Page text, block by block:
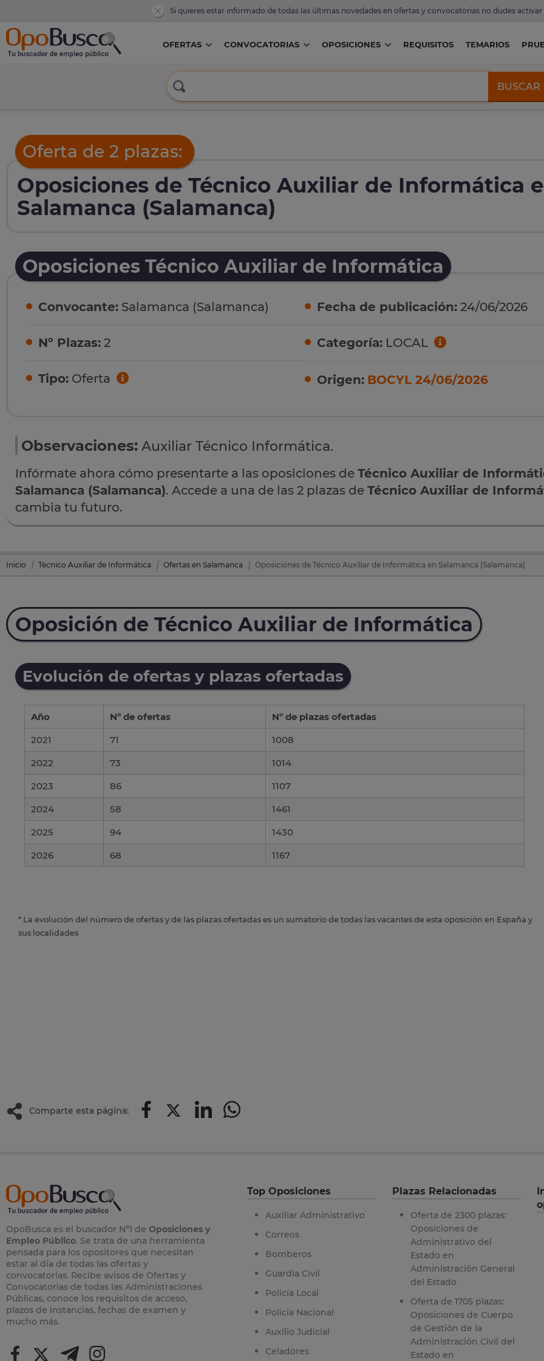
Si quieres estar informado de todas las últimas novedades en ofertas y convocatorias no dudes activar
OFERTAS CONVOCATORIAS OPOSICIONES REQUISITOS TEMARIOS
BUSCAR
Oferta de 2 plazas:
Oposiciones de Técnico Auxiliar de Informática
Salamanca (Salamanca)
Oposiciones Técnico Auxiliar de Informática
Convocante: Salamanca (Salamanca)
Nº Plazas: 2
Tipo: Oferta
Fecha de publicación: 24/06/2026
Categoría: LOCAL
Origen: BOCYL 24/06/2026
Observaciones: Auxiliar Técnico Informática.
Infórmate ahora cómo presentarte a las oposiciones de Técnico Auxiliar de
Salamanca (Salamanca). Accede a una de las 2 plazas de Técnico Auxiliar de
cambia tu futuro.
Inicio Técnico Auxiliar de Informática Ofertas en Salamanca Oposiciones de Técnico Auxiliar de Informática en Salamanca (Salamanca)
Oposición de Técnico Auxiliar de Informática
Evolución de ofertas y plazas ofertadas
Año Nº de ofertas
Nº de plazas ofertadas
2021
71
1008
2022
73
1014
2023
86
1107
2024
58
1461
2025
94
1430
2026
68 1167
* La evolución del número de ofertas y de las plazas ofertadas es un sumatorio de todas las vacantes de esta oposición en España y
sus localidades
Comparte esta página:
OpoBusca es el buscador Nº1 de Oposiciones y
Empleo Público. Se trata de una herramienta
pensada para los opositores que necesitan
estar al día de todas las ofertas y
convocatorias. Recibe avisos de Ofertas y
Convocatorias de todas las Administraciones
Públicas, conoce los requisitos de acceso,
plazos de instancias, fechas de examen y
mucho más.
Top Oposiciones
Auxiliar Administrativo
Correos
Bomberos
Guardia Civil
Policía Local
Policía Nacional
Auxilio Judicial
Celadores
Plazas Relacionadas
Oferta de 2300 plazas:
Oposiciones de
Administrativo del
Estado en
Administración General
del Estado
Oferta de 1705 plazas:
Oposiciones de Cuerpo
de Gestión de la
Administración Civil del
Estado en